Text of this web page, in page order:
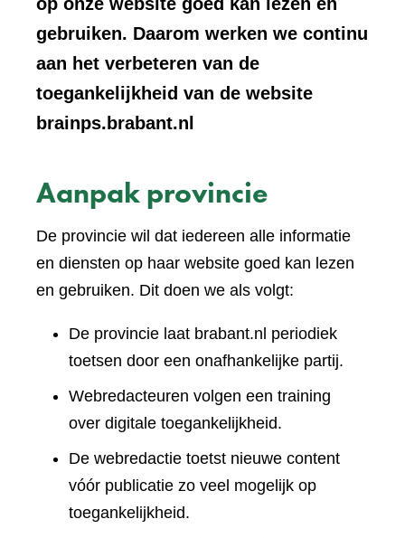
gebruiken. Daarom werken we continu
aan het verbeteren van de
toegankelijkheid van de website
brainps.brabant.nl
Aanpak provincie
De provincie wil dat iedereen alle informatie
en diensten op haar website goed kan lezen
en gebruiken. Dit doen we als volgt:
De provincie laat brabant.nl periodiek
toetsen door een onafhankelijke partij.
Webredacteuren volgen een training
over digitale toegankelijkheid.
De webredactie toetst nieuwe content
vóór publicatie zo veel mogelijk op
toegankelijkheid.